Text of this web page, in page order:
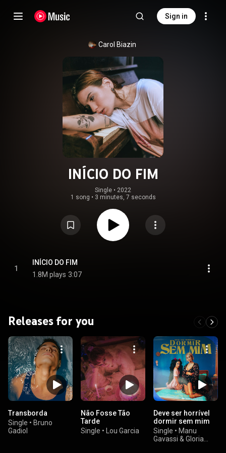
Sign in
Carol Biazin
INÍCIO DO FIM
Single • 2022
1 song • 3 minutes, 7 seconds
1
INÍCIO DO FIM
1.8M plays 3:07
Releases for you
Transborda
Single • Bruno
Gadiol
Não Fosse Tão
Tarde
Single • Lou Garcia
Deve ser horrível
dormir sem mim
Single • Manu
Gavassi & Gloria